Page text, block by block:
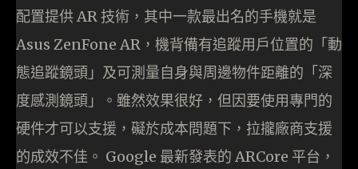
配置提供 AR 技術，其中一款最出名的手機就是
Asus ZenFone AR，機背備有追蹤用戶位置的「動
態追蹤鏡頭」及可測量自身與周邊物件距離的「深
度感測鏡頭」。雖然效果很好，但因要使用專門的
硬件才可以支援，礙於成本問題下，拉攏廠商支援
的成效不佳。 Google 最新發表的 ARCore 平台，